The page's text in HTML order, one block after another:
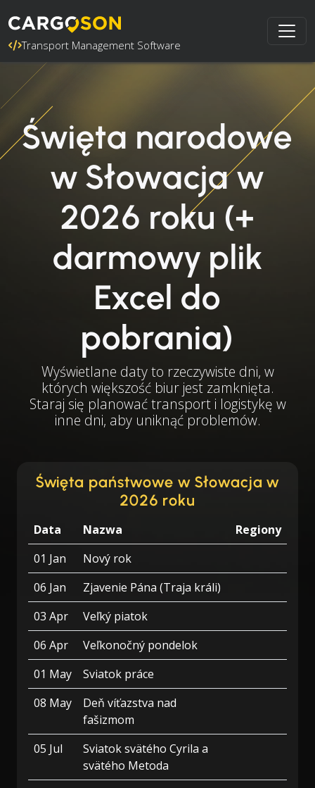
Transport Management Software
Święta narodowe
w Słowacja w
2026 roku (+
darmowy plik
Excel do
pobrania)
Wyświetlane daty to rzeczywiste dni, w
których większość biur jest zamknięta.
Staraj się planować transport i logistykę w
inne dni, aby uniknąć problemów.
Święta państwowe w Słowacja w
2026 roku
Data Nazwa
Regiony
01 Jan
Nový rok
06 Jan
Zjavenie Pána (Traja králi)
03 Apr
Veľký piatok
06 Apr
Veľkonočný pondelok
01 May
Sviatok práce
08 May
Deň víťazstva nad
fašizmom
05 Jul
Sviatok svätého Cyrila a
svätého Metoda